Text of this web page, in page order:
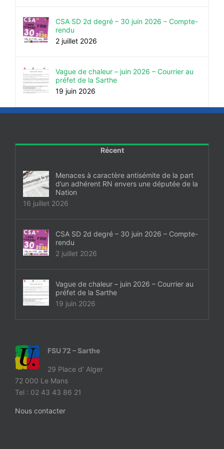
CSA SD 2d degré – 30 juin 2026 – Compte-
rendu
Vague de chaleur – juin 2026 – Courrier au
préfet de la Sarthe
Menaces à caractère antisémite de la part
d’un adhérent RN envers une députée de la
Nation
CSA SD 2d degré – 30 juin 2026 – Compte-
rendu
Vague de chaleur – juin 2026 – Courrier au
préfet de la Sarthe
29 Place d’ Alger
72 000 Le Mans